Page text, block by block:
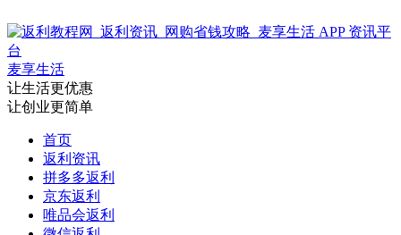
麦享生活
让生活更优惠
让创业更简单
首页
返利资讯
拼多多返利
京东返利
唯品会返利